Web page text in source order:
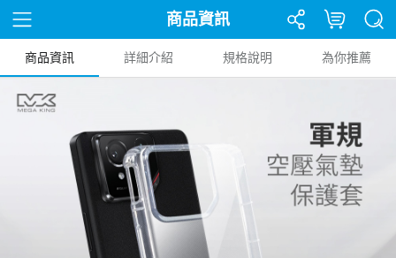
商品資訊
商品資訊 詳細介紹 規格說明 為你推薦